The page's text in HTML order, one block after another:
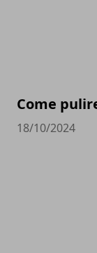
Come
18/10/2024